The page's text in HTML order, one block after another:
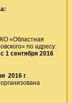
«Областная
по адресу:
с 1 сентября 2016
2016 г.